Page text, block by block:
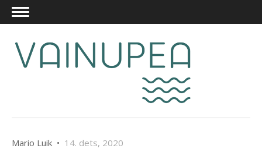
Mario Luik • 14. dets, 2020